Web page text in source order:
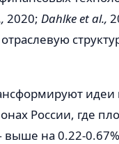
2020; Dahlke et al.,
России, где
выше на 0.22-0.67%